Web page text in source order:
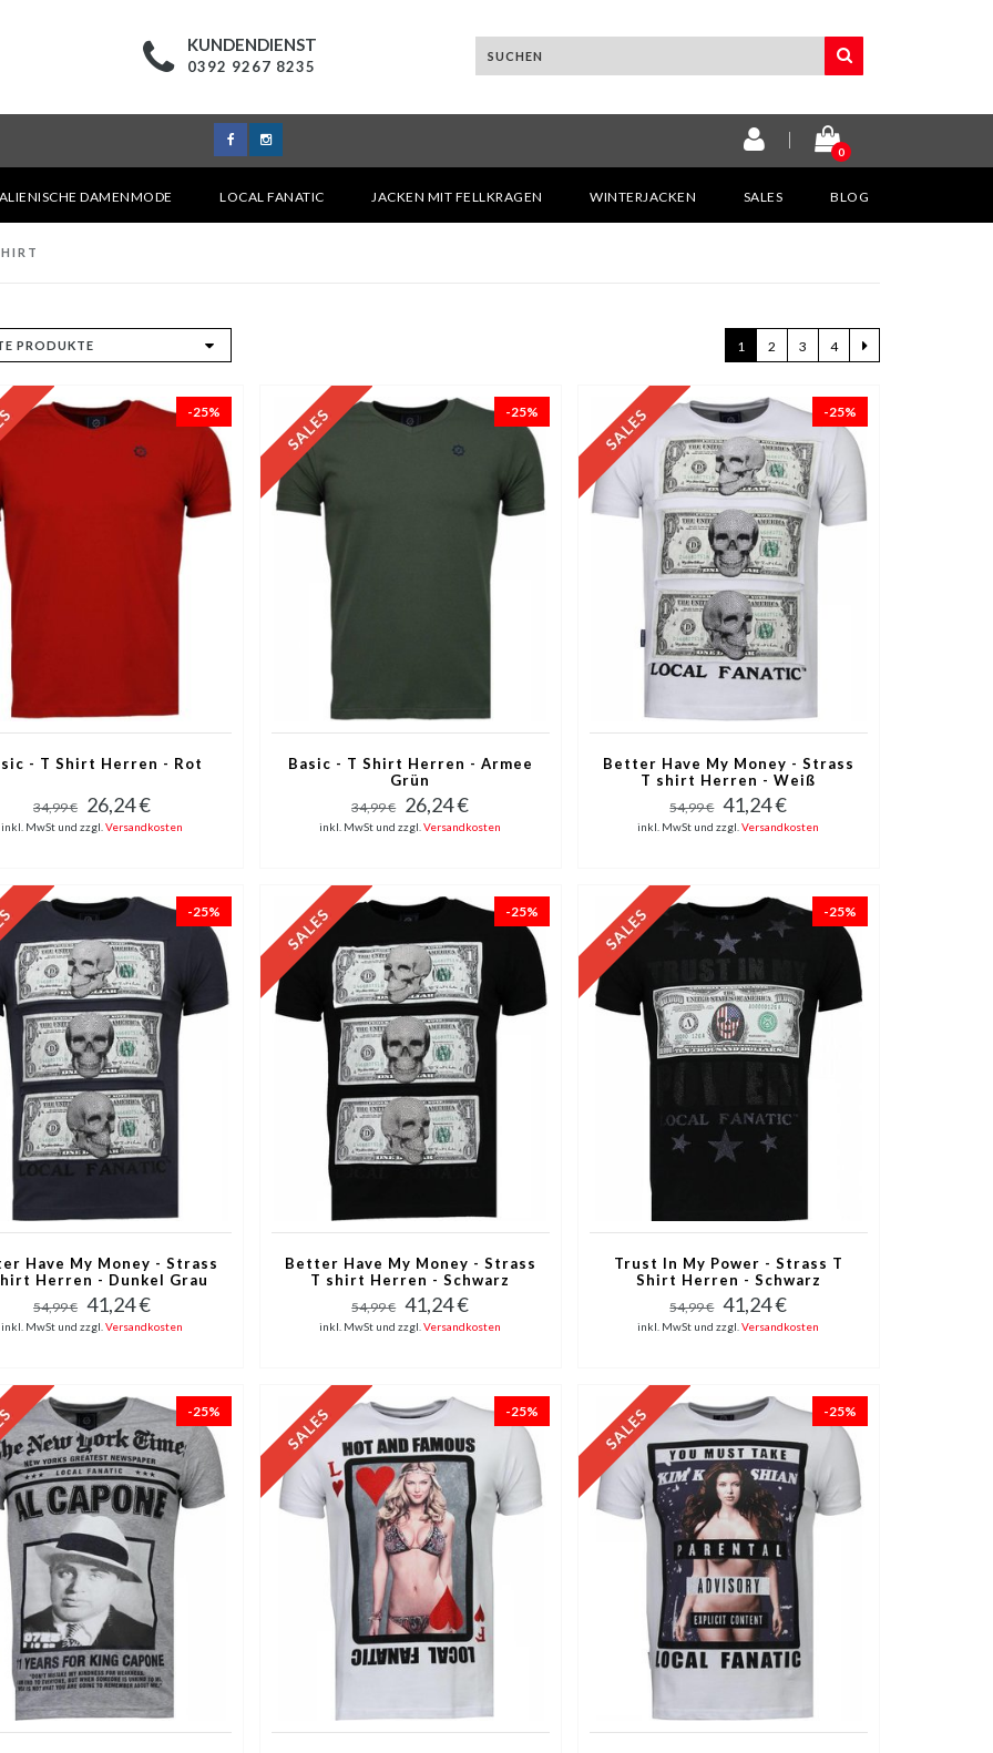
KUNDENDIENST
0392 9267 8235
0
DAMENMODE LOCAL FANATIC JACKEN MIT FELLKRAGEN WINTERJACKEN SALES BLOG
1 2 3 4
-25%
- T Shirt Herren - Rot
34,99 € 26,24 €
inkl. MwSt und zzgl.Versandkosten
-25%
Basic - T Shirt Herren - Armee
Grün
34,99 € 26,24 €
inkl. MwSt und zzgl.Versandkosten
-25%
Better Have My Money - Strass
T shirt Herren - Weiß
54,99 € 41,24 €
inkl. MwSt und zzgl.Versandkosten
-25%
Have My Money - Strass
Herren - Dunkel Grau
54,99 € 41,24 €
inkl. MwSt und zzgl.Versandkosten
-25%
Better Have My Money - Strass
T shirt Herren - Schwarz
54,99 € 41,24 €
inkl. MwSt und zzgl.Versandkosten
-25%
Trust In My Power - Strass T
Shirt Herren - Schwarz
54,99 € 41,24 €
inkl. MwSt und zzgl.Versandkosten
-25% -25% -25%